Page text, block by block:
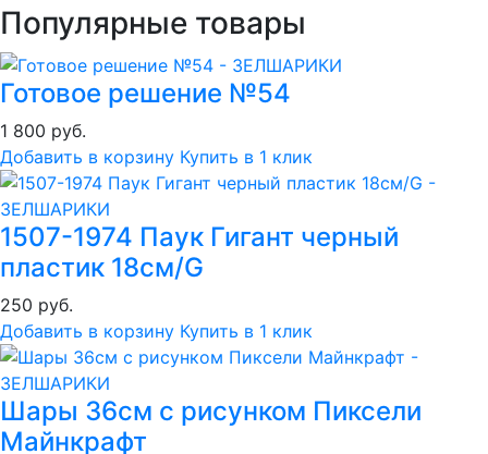
Популярные товары
Готовое решение №54
1 800 руб.
Добавить в корзину Купить в 1 клик
1507-1974 Паук Гигант черный
пластик 18см/G
250 руб.
Добавить в корзину Купить в 1 клик
Шары 36см с рисунком Пиксели
Майнкрафт